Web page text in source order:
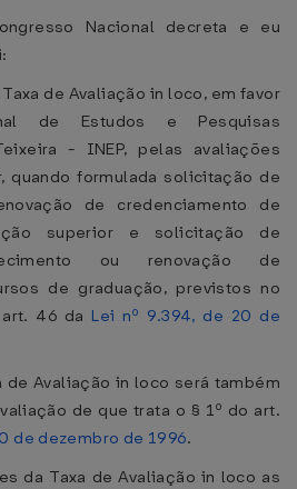
Nacional decreta e eu
de Avaliação in loco, em favor
de Estudos e Pesquisas
- INEP, pelas avaliações
quando formulada solicitação de
de credenciamento de
superior e solicitação de
ou renovação de
de graduação, previstos no
46 da Lei nº 9.394, de 20 de
de Avaliação in loco será também
de que trata o § 1º do art.
de dezembro de 1996.
da Taxa de Avaliação in loco as